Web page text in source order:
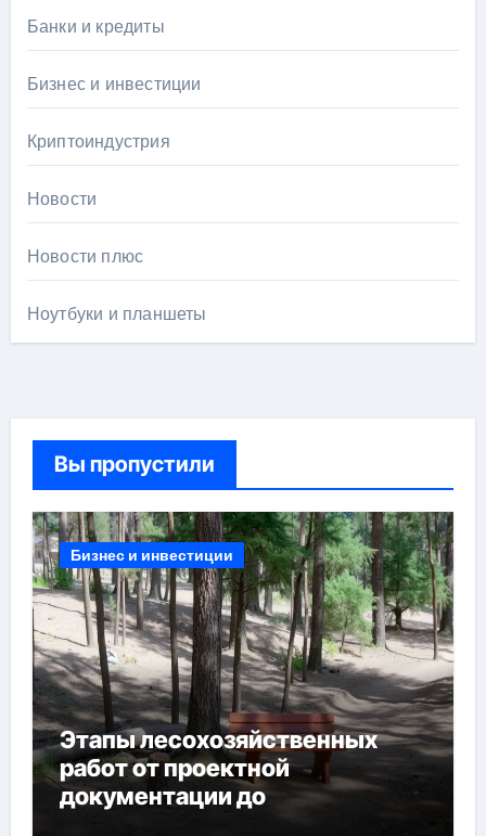
Банки и кредиты
Бизнес и инвестиции
Криптоиндустрия
Новости
Новости плюс
Ноутбуки и планшеты
Вы пропустили
Бизнес и инвестиции
Этапы лесохозяйственных
работ от проектной
документации до